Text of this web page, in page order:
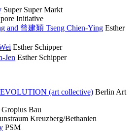
Super Super Markt
Initiative
and 曾建穎 Tseng Chien-Ying Esther
Esther Schipper
Jen Esther Schipper
(art collective) Berlin Art
Gropius Bau
Kreuzberg/Bethanien
PSM